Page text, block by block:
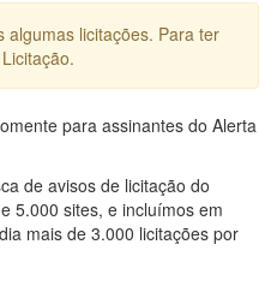
algumas licitações. Para ter
para assinantes do Alerta
de avisos de licitação do
5.000 sites, e incluímos em
mais de 3.000 licitações por